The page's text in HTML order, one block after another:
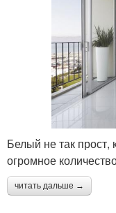
Белый не так прост,
огромное
читать дальше →